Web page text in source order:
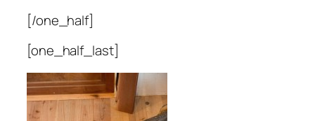
[/one_half]
[one_half_last]